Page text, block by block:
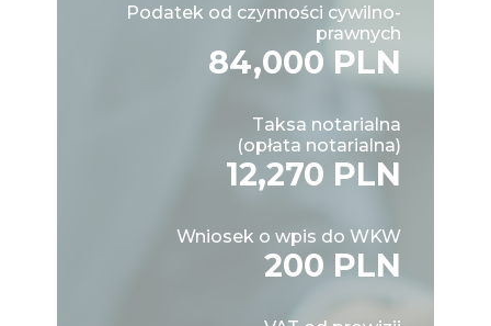
Podatek od czynności cywilno-
prawnych
84,000 PLN
Taksa notarialna
(opłata notarialna)
12,270 PLN
Wniosek o wpis do WKW
200 PLN